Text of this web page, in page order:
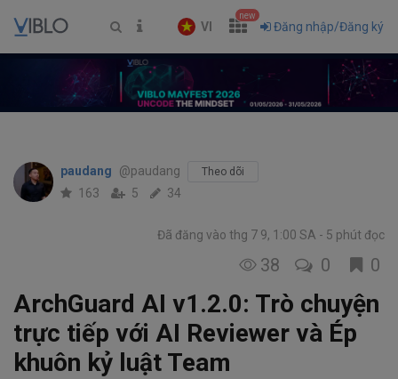
VI
new
Đăng nhập/Đăng ký
paudang @paudang Theo dõi
163 5 34
Đã đăng vào thg 7 9, 1:00 SA 5 phút đọc
38 0 0
ArchGuard AI v1.2.0: Trò chuyện
trực tiếp với AI Reviewer và Ép
khuôn kỷ luật Team